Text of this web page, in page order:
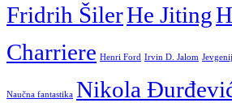
Fridrih ŠilerHe Jiting
Charriere Henri Ford Irvin D. Jalom
Naučna fantastika Nikola